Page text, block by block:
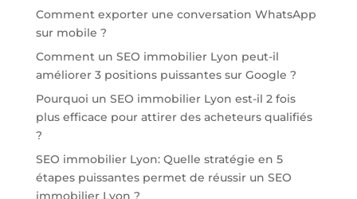
Comment exporter une conversation WhatsApp
sur mobile ?
Comment un SEO immobilier Lyon peut-il
améliorer 3 positions puissantes sur Google ?
Pourquoi un SEO immobilier Lyon est-il 2 fois
plus efficace pour attirer des acheteurs qualifiés
?
SEO immobilier Lyon: Quelle stratégie en 5
étapes puissantes permet de réussir un SEO
immobilier Lyon ?